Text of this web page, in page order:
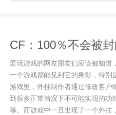
爱玩游戏的网友朋友们应该都知道
一个游戏都能见到它的身影，特别
游戏里，外挂制作者通过修改客户
到很多正常情况下不可能实现的功
等。而游戏中一旦出现了一个外挂